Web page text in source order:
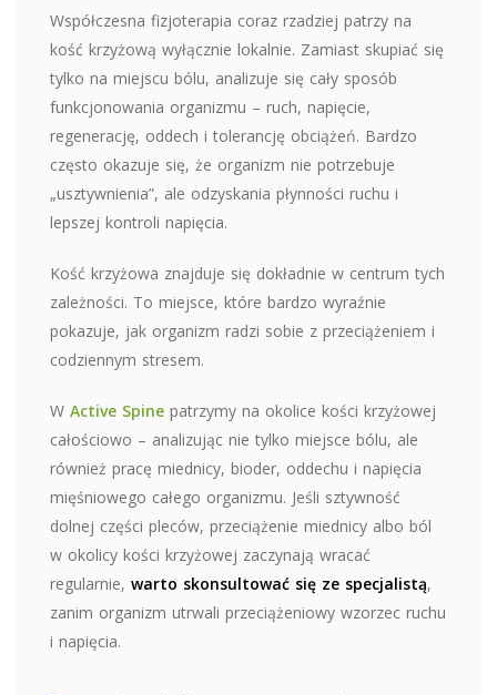
Współczesna fizjoterapia coraz rzadziej patrzy na
kość krzyżową wyłącznie lokalnie. Zamiast skupiać się
tylko na miejscu bólu, analizuje się cały sposób
funkcjonowania organizmu – ruch, napięcie,
regenerację, oddech i tolerancję obciążeń. Bardzo
często okazuje się, że organizm nie potrzebuje
„usztywnienia”, ale odzyskania płynności ruchu i
lepszej kontroli napięcia.
Kość krzyżowa znajduje się dokładnie w centrum tych
zależności. To miejsce, które bardzo wyraźnie
pokazuje, jak organizm radzi sobie z przeciążeniem i
codziennym stresem.
W Active Spine patrzymy na okolice kości krzyżowej
całościowo – analizując nie tylko miejsce bólu, ale
również pracę miednicy, bioder, oddechu i napięcia
mięśniowego całego organizmu. Jeśli sztywność
dolnej części pleców, przeciążenie miednicy albo ból
w okolicy kości krzyżowej zaczynają wracać
regularnie, warto skonsultować się ze specjalistą,
zanim organizm utrwali przeciążeniowy wzorzec ruchu
i napięcia.